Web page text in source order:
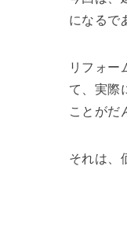
になるで
リフォー
て、実際
ことがだ
それは、